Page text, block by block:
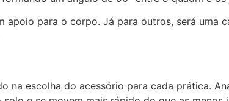
para o corpo. Já para outros, será uma
escolha do acessório para cada prática.